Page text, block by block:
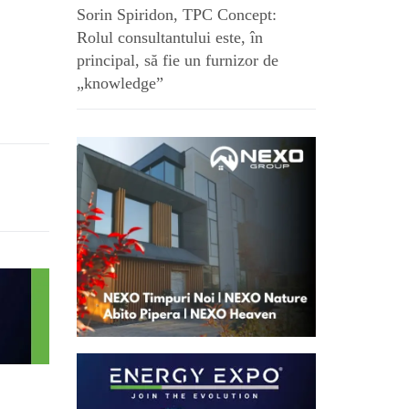
Sorin Spiridon, TPC Concept:
Rolul consultantului este, în
principal, să fie un furnizor de
„knowledge”